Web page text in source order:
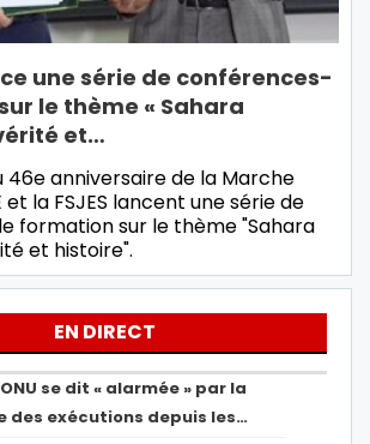
une série de conférences-
le thème « Sahara
et…
46e anniversaire de la Marche
et la FSJES lancent une série de
formation sur le thème "Sahara
et histoire".
EN DIRECT
se dit « alarmée » par la
des exécutions depuis les…